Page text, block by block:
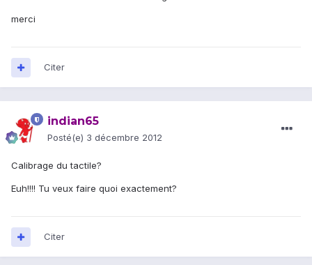
merci
Citer
indian65
Posté(e) 3 décembre 2012
Calibrage du tactile?
Euh!!!! Tu veux faire quoi exactement?
Citer